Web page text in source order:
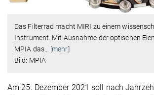
Das Filterrad macht MIRI zu einem
Instrument. Mit Ausnahme der optischen
MPIA das…
[mehr]
Bild: MPIA
Am 25. Dezember 2021 soll nach